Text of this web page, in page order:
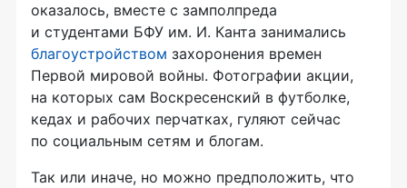
оказалось, вместе с замполпреда
и студентами БФУ им. И. Канта занимались
благоустройством захоронения времен
Первой мировой войны. Фотографии акции,
на которых сам Воскресенский в футболке,
кедах и рабочих перчатках, гуляют сейчас
по социальным сетям и блогам.
Так или иначе, но можно предположить, что